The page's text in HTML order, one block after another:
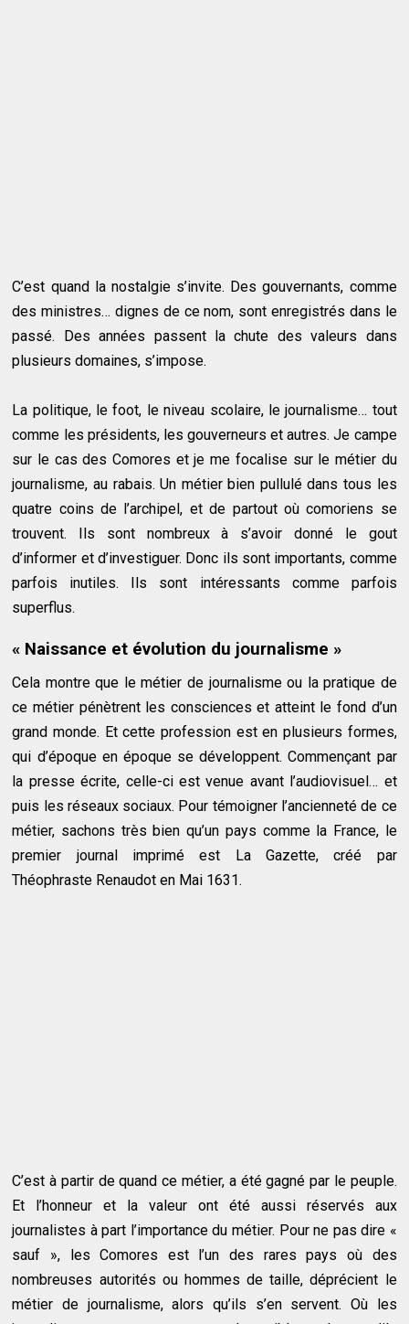
C’est quand la nostalgie s’invite. Des gouvernants, comme
des ministres… dignes de ce nom, sont enregistrés dans le
passé. Des années passent la chute des valeurs dans
plusieurs domaines, s’impose.
La politique, le foot, le niveau scolaire, le journalisme… tout
comme les présidents, les gouverneurs et autres. Je campe
sur le cas des Comores et je me focalise sur le métier du
journalisme, au rabais. Un métier bien pullulé dans tous les
quatre coins de l’archipel, et de partout où comoriens se
trouvent. Ils sont nombreux à s’avoir donné le gout
d’informer et d’investiguer. Donc ils sont importants, comme
parfois inutiles. Ils sont intéressants comme parfois
superflus.
« Naissance et évolution du journalisme »
Cela montre que le métier de journalisme ou la pratique de
ce métier pénètrent les consciences et atteint le fond d’un
grand monde. Et cette profession est en plusieurs formes,
qui d’époque en époque se développent. Commençant par
la presse écrite, celle-ci est venue avant l’audiovisuel… et
puis les réseaux sociaux. Pour témoigner l’ancienneté de ce
métier, sachons très bien qu’un pays comme la France, le
premier journal imprimé est La Gazette, créé par
Théophraste Renaudot en Mai 1631.
C’est à partir de quand ce métier, a été gagné par le peuple.
Et l’honneur et la valeur ont été aussi réservés aux
journalistes à part l’importance du métier. Pour ne pas dire «
sauf », les Comores est l’un des rares pays où des
nombreuses autorités ou hommes de taille, déprécient le
métier de journalisme, alors qu’ils s’en servent. Où les